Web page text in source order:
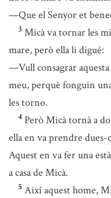
—Que el Senyor et
3 Micà va tornar les
mare, però ella li digué:
—Vull consagrar
meu, perquè fonguin
les torno.
4 Però Micà tornà a
ella en va prendre dues-
Aquest en va fer una
a casa de Micà.
5 Així aquest home,